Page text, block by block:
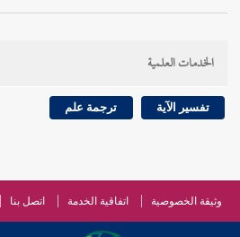
الخدمات العلمية
تفسير الآية ترجمة علم
وثيقة الخصوصية اتفاقية الخدمة اتصل بنا